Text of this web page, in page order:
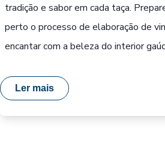
tradição e sabor em cada taça.
perto o processo de elaboração de
encantar com a beleza do interior
Ler mais